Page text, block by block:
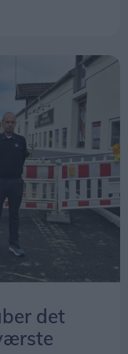
det